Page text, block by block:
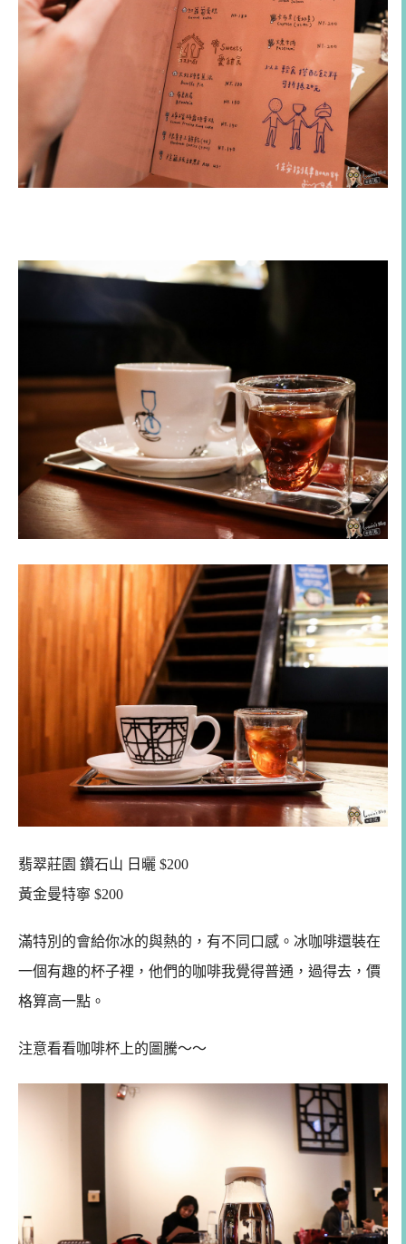
翡翠莊園 鑽石山 日曬 $200
黃金曼特寧 $200
滿特別的會給你冰的與熱的，有不同口感。冰咖啡還裝在
一個有趣的杯子裡，他們的咖啡我覺得普通，過得去，價
格算高一點。
注意看看咖啡杯上的圖騰～～